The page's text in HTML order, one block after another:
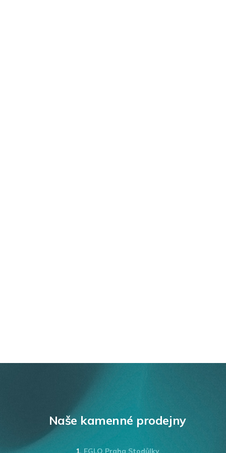
Naše kamenné prodejny
1. EGLO Praha Stodůlky